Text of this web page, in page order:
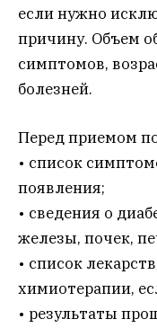
если нужно
причину. Объем
симптомов,
болезней.
Перед приемом
• список
появления;
• сведения о
железы, почек,
• список
химиотерапии,
• результаты